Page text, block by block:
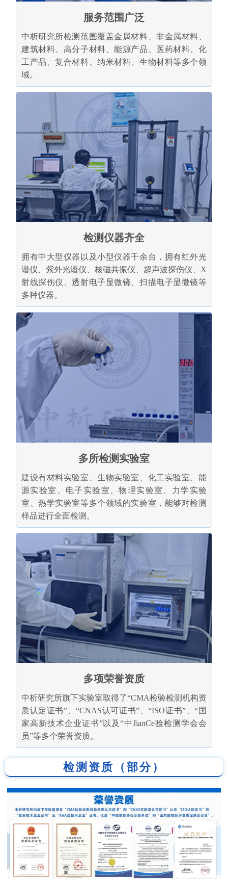
服务范围广泛
中析研究所检测范围覆盖金属材料、非金属材料、
建筑材料、高分子材料、能源产品、医药材料、化
工产品、复合材料、纳米材料、生物材料等多个领
域。
检测仪器齐全
拥有中大型仪器以及小型仪器千余台，拥有红外光
谱仪、紫外光谱仪、核磁共振仪、超声波探伤仪、X
射线探伤仪、透射电子显微镜、扫描电子显微镜等
多种仪器。
多所检测实验室
建设有材料实验室、生物实验室、化工实验室、能
源实验室、电子实验室、物理实验室、力学实验
室、热学实验室等多个领域的实验室，能够对检测
样品进行全面检测。
多项荣誉资质
中析研究所旗下实验室取得了“CMA检验检测机构资
质认定证书”、“CNAS认可证书”、“ISO证书”、“国
家高新技术企业证书”以及“中JianCe验检测学会会
员”等多个荣誉资质。
检测资质（部分）